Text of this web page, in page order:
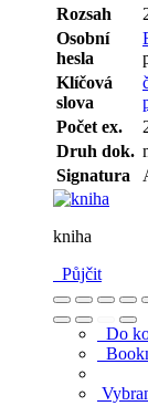
Rozsah
Osobní
hesla
Klíčová
slova
Počet ex.
Druh dok.
Signatura
kniha
Půjčit
Do